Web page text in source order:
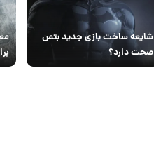
شایعه ساخت بازی جدید بتمن
صحت دارد؟